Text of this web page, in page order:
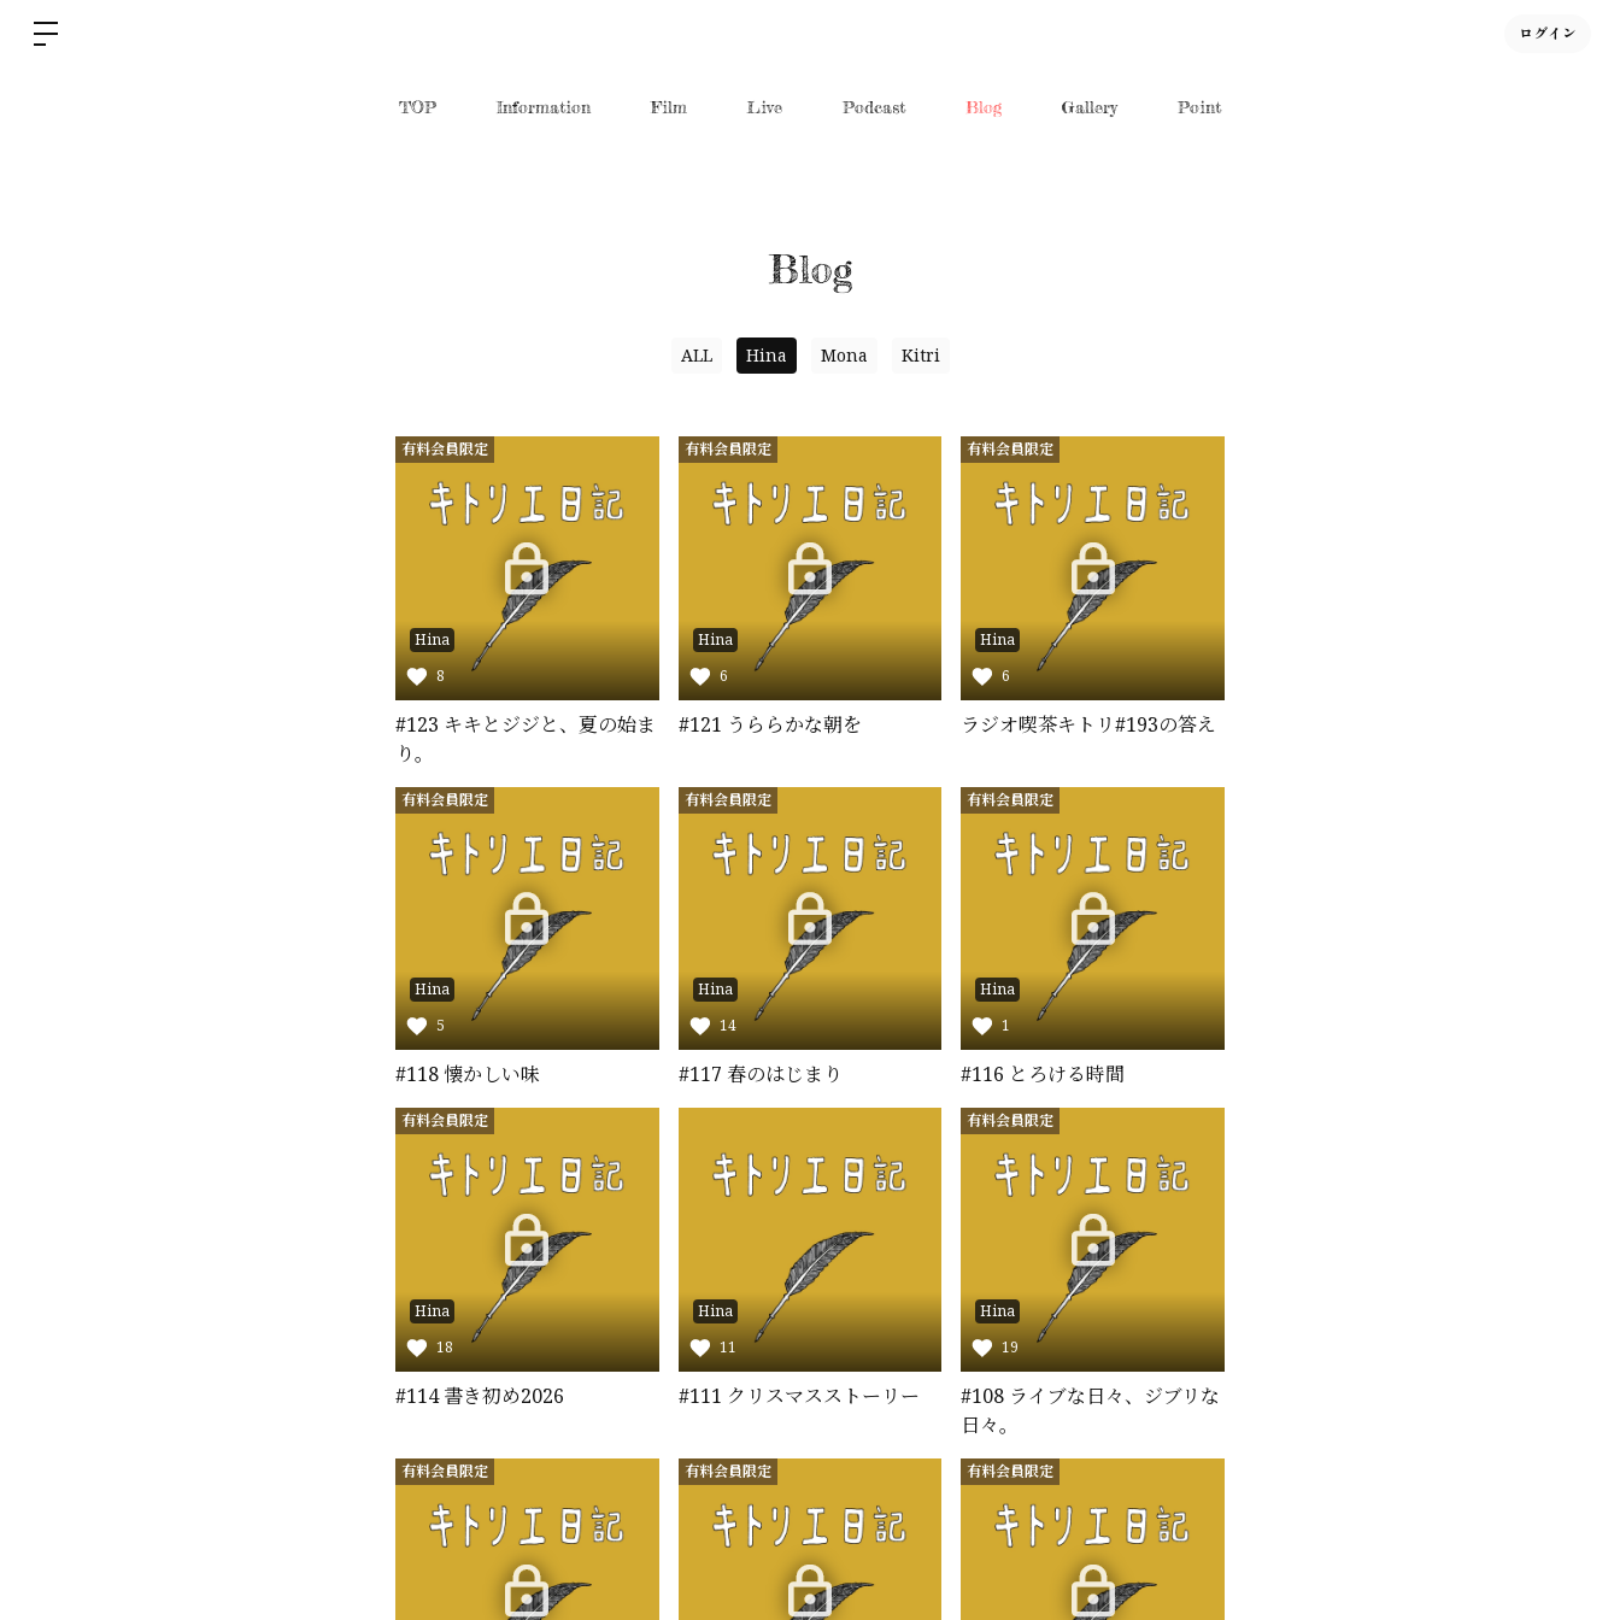
ログイン
TOP Information Film Live Podcast Blog Gallery Point
Blog
ALL Hina Mona Kitri
有料会員限定
Hina
8
#123 キキとジジと、夏の始ま
り。
有料会員限定
Hina
6
#121 うららかな朝を
有料会員限定
Hina
6
ラジオ喫茶キトリ#193の答え
有料会員限定
Hina
5
#118 懐かしい味
有料会員限定
Hina
14
#117 春のはじまり
有料会員限定
Hina
1
#116 とろける時間
有料会員限定
Hina
18
#114 書き初め2026
Hina
11
#111 クリスマスストーリー
有料会員限定
Hina
19
#108 ライブな日々、ジブリな
日々。
有料会員限定 有料会員限定 有料会員限定